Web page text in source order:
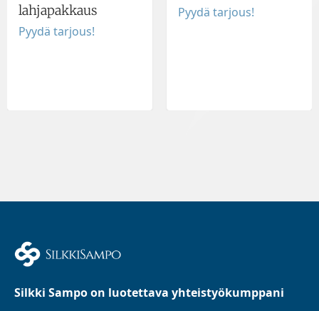
lahjapakkaus
Pyydä tarjous!
Pyydä tarjous!
Silkki Sampo on luotettava yhteistyökumppani